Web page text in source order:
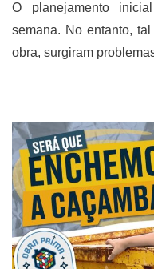
O planejamento
semana. No entanto,
obra, surgiram